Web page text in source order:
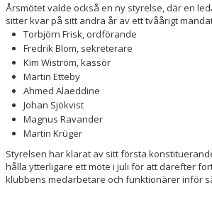
Årsmötet valde också en ny styrelse, där en
sitter kvar på sitt andra år av ett tvåårigt
Torbjörn Frisk, ordförande
Fredrik Blom, sekreterare
Kim Wiström, kassör
Martin Etteby
Ahmed Alaeddine
Johan Sjökvist
Magnus Ravander
Martin Krüger
Styrelsen har klarat av sitt första
hålla ytterligare ett möte i juli för att därefter
klubbens medarbetare och funktionärer inför